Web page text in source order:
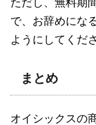
で、お辞めにな
ようにしてくだ
まとめ
オイシックスの